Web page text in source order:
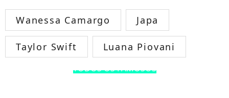
Wanessa Camargo Japa
Taylor Swift Luana Piovani
TODOS OS FAMOSOS